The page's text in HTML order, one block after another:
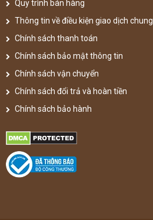
Quy trình bán hàng
Thông tin về điều kiện giao dịch chung
Chính sách thanh toán
Chính sách bảo mật thông tin
Chính sách vận chuyển
Chính sách đổi trả và hoàn tiền
Chính sách bảo hành